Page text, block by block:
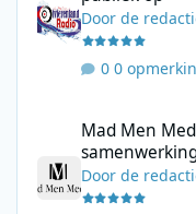
Doorde
0
Mad Men
Doorde